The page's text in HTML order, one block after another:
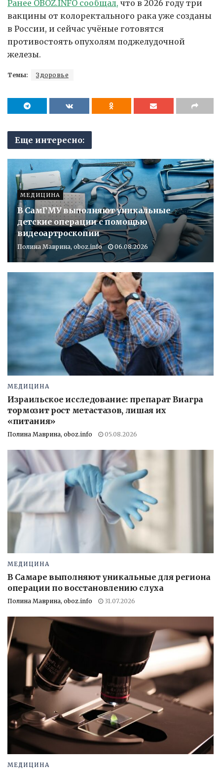
Ранее OBOZ.INFO сообщал, что в 2026 году три
вакцины от колоректального рака уже созданы
в России, и сейчас учёные готовятся
противостоять опухолям поджелудочной
железы.
Темы: Здоровье
Еще интересно:
МЕДИЦИНА
В СамГМУ выполняют уникальные
детские операции с помощью
видеоартроскопии
Полина Маврина, oboz.info 06.08.2026
МЕДИЦИНА
Израильское исследование: препарат Виагра
тормозит рост метастазов, лишая их
«питания»
Полина Маврина, oboz.info 05.08.2026
МЕДИЦИНА
В Самаре выполняют уникальные для региона
операции по восстановлению слуха
Полина Маврина, oboz.info 31.07.2026
МЕДИЦИНА